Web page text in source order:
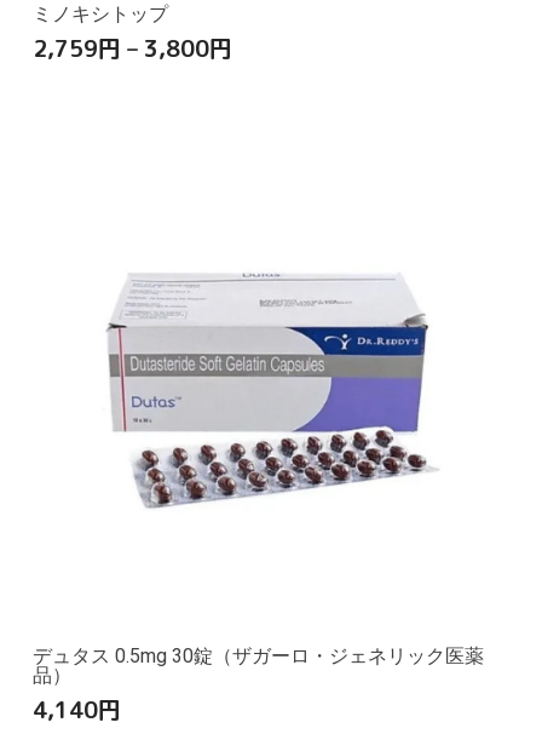
ミノキシトップ
2,759円 – 3,800円
デュタス 0.5mg 30錠（ザガーロ・ジェネリック医薬
品）
4,140円